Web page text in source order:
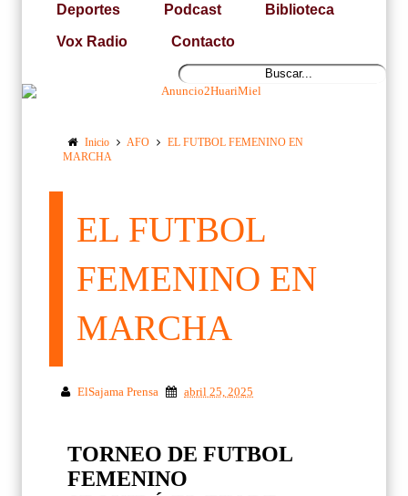
Deportes Podcast Biblioteca
Vox Radio Contacto
Inicio AFO
EL FUTBOL FEMENINO EN
MARCHA
EL FUTBOL
FEMENINO EN
MARCHA
ElSajama Prensa abril 25, 2025
TORNEO DE FUTBOL
FEMENINO